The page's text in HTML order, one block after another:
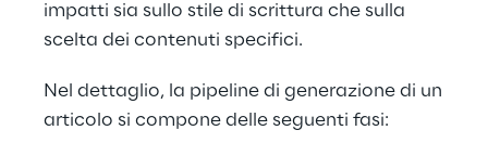
impatti sia sullo stile di scrittura che sulla
scelta dei contenuti specifici.
Nel dettaglio, la pipeline di generazione di un
articolo si compone delle seguenti fasi: